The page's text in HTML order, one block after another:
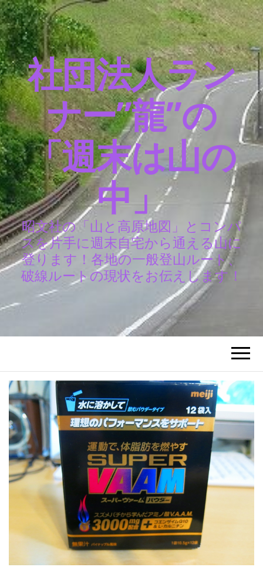
社団法人ラン
ナー”龍”の
「週末は山の
中」
昭文社の「山と高原地図」とコンパ
スを片手に週末自宅から通える山に
登ります！各地の一般登山ルート、
破線ルートの現状をお伝えします！